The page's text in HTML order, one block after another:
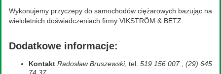
Wykonujemy przyczepy do samochodów ciężarowych bazując na
wieloletnich doświadczeniach firmy VIKSTRÖM & BETZ.
Dodatkowe informacje:
Kontakt Radosław Bruszewski, tel. 519 156 007 , (29) 645